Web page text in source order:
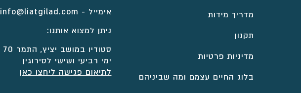
מדריך מידות
תקנון
מדיניות פרטיות
בלוג החיים עצמם ומה שביניהם
אימייל - info@liatgilad.com
ניתן למצוא אותנו:
סטודיו במושב יציץ, התמר 70
ימי רביעי ושישי לסירוגין
לתיאום פגישה ליחצו כאן